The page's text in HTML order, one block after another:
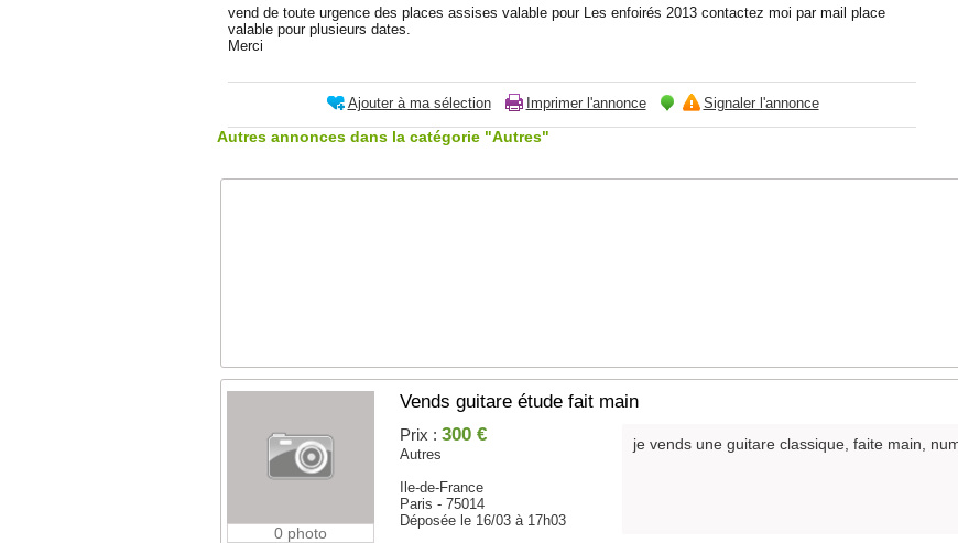
vend de toute urgence des places assises valable pour Les enfoirés 2013 contactez moi par mail place
valable pour plusieurs dates.
Merci
Ajouter à ma sélection Imprimer l'annonce Signaler l'annonce
Autres annonces dans la catégorie "Autres"
0 photo
Vends guitare étude fait main
Prix :300 €
Autres
Ile-de-France
Paris - 75014
Déposée le 16/03 à 17h03
je vends une guitare classique, faite main,